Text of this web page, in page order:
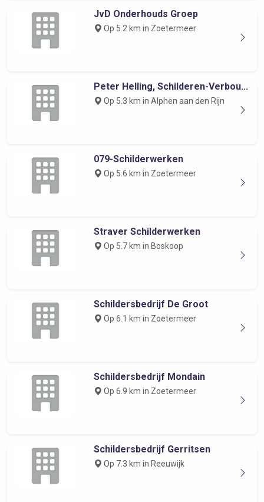
JvD Onderhouds Groep
Op 5.2 km in Zoetermeer
Peter Helling, Schilderen-Verbou...
Op 5.3 km in Alphen aan den Rijn
079-Schilderwerken
Op 5.6 km in Zoetermeer
Straver Schilderwerken
Op 5.7 km in Boskoop
Schildersbedrijf De Groot
Op 6.1 km in Zoetermeer
Schildersbedrijf Mondain
Op 6.9 km in Zoetermeer
Schildersbedrijf Gerritsen
Op 7.3 km in Reeuwijk